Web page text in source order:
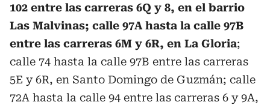
102 entre las carreras 6Q y 8, en el barrio
Las Malvinas; calle 97A hasta la calle 97B
entre las carreras 6M y 6R, en La Gloria;
calle 74 hasta la calle 97B entre las carreras
5E y 6R, en Santo Domingo de Guzmán; calle
72A hasta la calle 94 entre las carreras 6 y 9A,